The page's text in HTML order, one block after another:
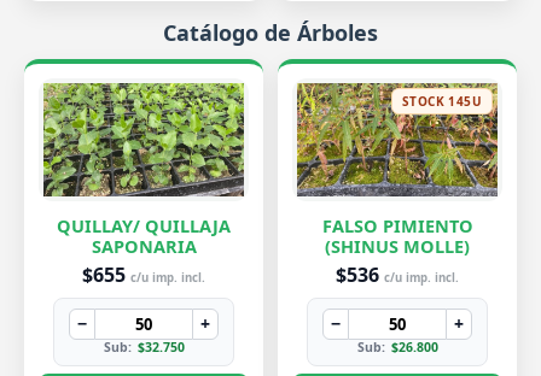
Catálogo de Árboles
QUILLAY/ QUILLAJA
SAPONARIA
$655 c/u imp. incl.
− +
Sub: $32.750
STOCK 145U
FALSO PIMIENTO
(SHINUS MOLLE)
$536 c/u imp. incl.
− +
Sub: $26.800